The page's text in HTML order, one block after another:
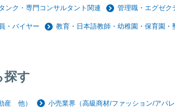
ンク・専門コンサルタント関連 管理職・エグゼク
・バイヤー 教育・日本語教師・幼稚園・保育園・
探す
産 他） 小売業界（高級商材/ファッション/アパ